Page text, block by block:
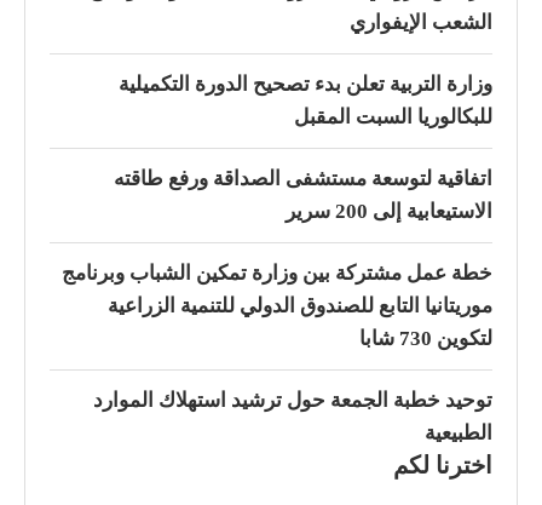
الشعب الإيفواري
وزارة التربية تعلن بدء تصحيح الدورة التكميلية
للبكالوريا السبت المقبل
اتفاقية لتوسعة مستشفى الصداقة ورفع طاقته
الاستيعابية إلى 200 سرير
خطة عمل مشتركة بين وزارة تمكين الشباب وبرنامج
موريتانيا التابع للصندوق الدولي للتنمية الزراعية
لتكوين 730 شابا
توحيد خطبة الجمعة حول ترشيد استهلاك الموارد
الطبيعية
اخترنا لكم